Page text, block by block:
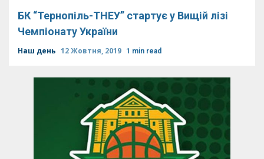
БК “Тернопіль-ТНЕУ” стартує у Вищій лізі
Чемпіонату України
Наш день 12 Жовтня, 2019 1 min read